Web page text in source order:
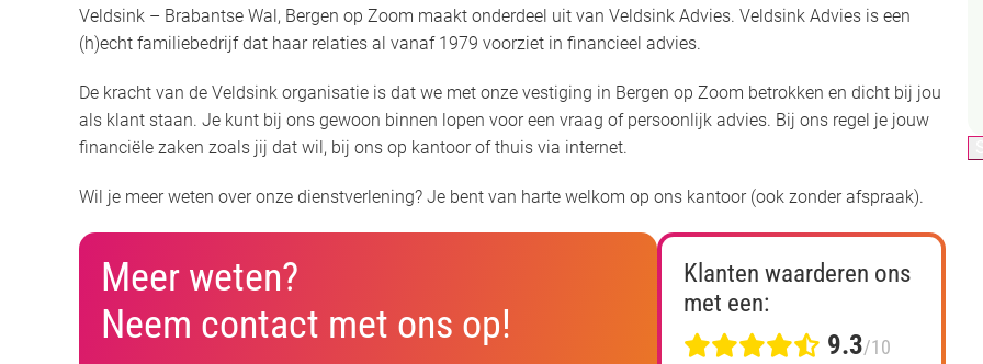
Veldsink – Brabantse Wal, Bergen op Zoom maakt onderdeel uit van Veldsink Advies. Veldsink Advies is een
(h)echt familiebedrijf dat haar relaties al vanaf 1979 voorziet in financieel advies.
De kracht van de Veldsink organisatie is dat we met onze vestiging in Bergen op Zoom betrokken en dicht bij jou
als klant staan. Je kunt bij ons gewoon binnen lopen voor een vraag of persoonlijk advies. Bij ons regel je jouw
financiële zaken zoals jij dat wil, bij ons op kantoor of thuis via internet.
Wil je meer weten over onze dienstverlening? Je bent van harte welkom op ons kantoor (ook zonder afspraak).
Meer weten?
Neem contact met ons op!
Klanten waarderen ons
met een:
9.3/10